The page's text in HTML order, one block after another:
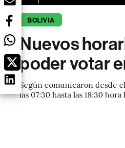
BOLIVIA
Nuevos
poder votar
Según comunicaron desde
las 07:30 hasta las 18:30 hora